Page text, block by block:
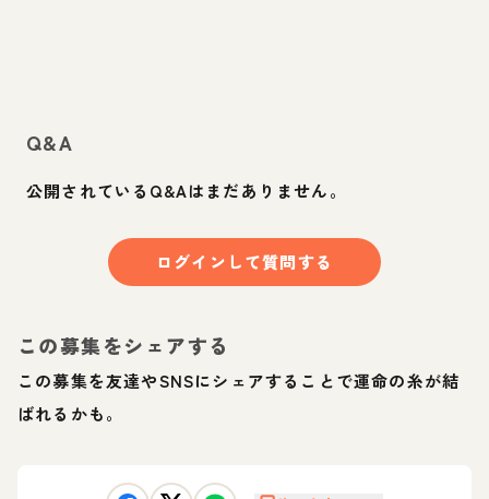
Q&A
公開されているQ&Aはまだありません。
ログインして質問する
この募集をシェアする
この募集を友達やSNSにシェアすることで運命の糸が結
ばれるかも。